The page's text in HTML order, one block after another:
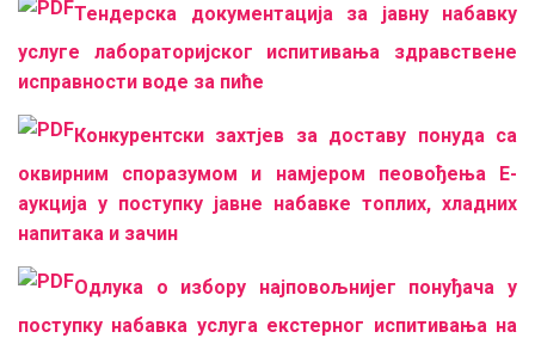
Тендерска документација за јавну набавку
услуге лабораторијског испитивања здравствене
исправности воде за пиће
Конкурентски захтјев за доставу понуда са
оквирним споразумом и намјером пеовођења Е-
аукција у поступку јавне набавке топлих, хладних
напитака и зачин
Одлука о избору најповољнијег понуђача у
поступку набавкa услуга екстерног испитивања на